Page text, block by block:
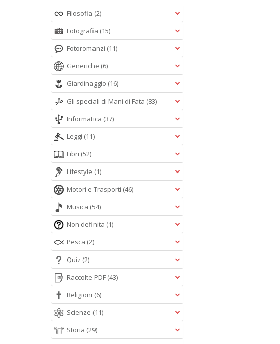
Filosofia (2)
Fotografia (15)
Fotoromanzi (11)
Generiche (6)
Giardinaggio (16)
Gli speciali di Mani di Fata (83)
Informatica (37)
Leggi (11)
Libri (52)
Lifestyle (1)
Motori e Trasporti (46)
Musica (54)
Non definita (1)
Pesca (2)
Quiz (2)
Raccolte PDF (43)
Religioni (6)
Scienze (11)
Storia (29)